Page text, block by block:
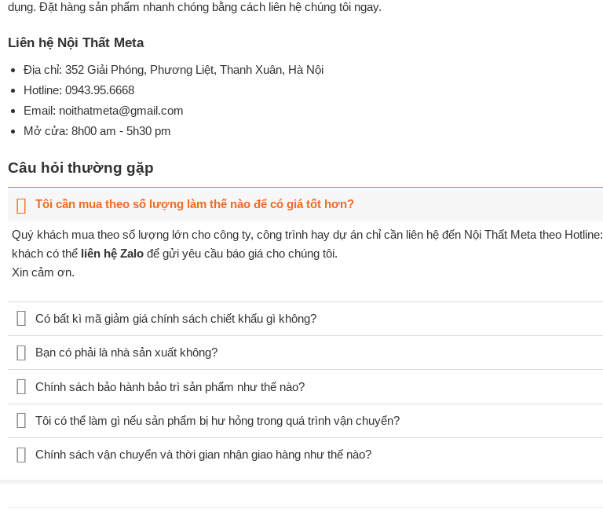
dụng. Đặt hàng sản phẩm nhanh chóng bằng cách liên hệ chúng tôi ngay.
Liên hệ Nội Thất Meta
Địa chỉ: 352 Giải Phóng, Phương Liệt, Thanh Xuân, Hà Nội
Hotline: 0943.95.6668
Email: noithatmeta@gmail.com
Mở cửa: 8h00 am - 5h30 pm
Câu hỏi thường gặp
Tôi cần mua theo số lượng làm thế nào để có giá tốt hơn?
Quý khách mua theo số lượng lớn cho công ty, công trình hay dự án chỉ cần liên hệ đến Nội Thất Meta theo Hotline:
khách có thể liên hệ Zalo để gửi yêu cầu báo giá cho chúng tôi.
Xin cảm ơn.
Có bất kì mã giảm giá chính sách chiết khấu gì không?
Bạn có phải là nhà sản xuất không?
Chính sách bảo hành bảo trì sản phẩm như thế nào?
Tôi có thể làm gì nếu sản phẩm bị hư hỏng trong quá trình vận chuyển?
Chính sách vận chuyển và thời gian nhận giao hàng như thế nào?